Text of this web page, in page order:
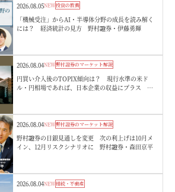
2026.08.05NEW投資の教養
「機械受注」からAI・半導体分野の成長を読み解く
には？ 経済統計の見方 野村證券・伊藤勇輝
2026.08.04NEW野村證券のマーケット解説
円買い介入後のTOPIX傾向は？ 現行水準の米ド
ル・円相場であれば、日本企業の収益にプラス 野
2026.08.04NEW野村證券のマーケット解説
野村證券の日銀見通しを変更 次の利上げは10月メ
イン、12月リスクシナリオに 野村證券・森田京平
2026.08.04NEW相続・不動産